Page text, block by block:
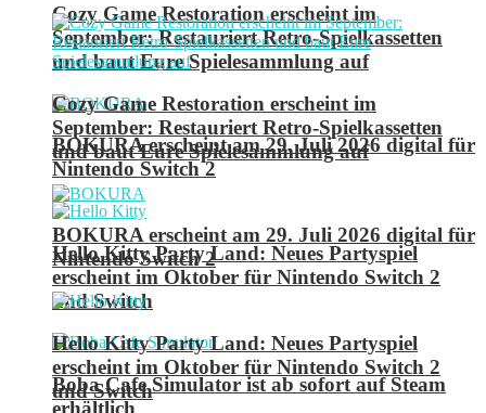
Cozy Game Restoration erscheint im
September: Restauriert Retro-Spielkassetten
und baut Eure Spielesammlung auf
BOKURA erscheint am 29. Juli 2026 digital für
Nintendo Switch 2
Hello Kitty Party Land: Neues Partyspiel
erscheint im Oktober für Nintendo Switch 2
und Switch
Boba Cafe Simulator ist ab sofort auf Steam
erhältlich
Cozy Game Restoration erscheint im
September: Restauriert Retro-Spielkassetten
und baut Eure Spielesammlung auf
BOKURA erscheint am 29. Juli 2026 digital für
Nintendo Switch 2
Hello Kitty Party Land: Neues Partyspiel
erscheint im Oktober für Nintendo Switch 2
und Switch